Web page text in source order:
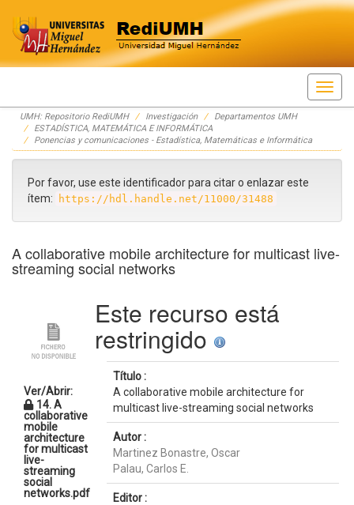
Skip
navigation
UMH: Repositorio RediUMH Investigación
Departamentos UMH
ESTADÍSTICA, MATEMÁTICA E INFORMÁTICA
Ponencias y comunicaciones - Estadística, Matemáticas e Informática
Por favor, use este identificador para citar o enlazar este
ítem:
https://hdl.handle.net/11000/31488
A collaborative mobile architecture for multicast live-
streaming social networks
Ver/Abrir:
14. A
collaborative
mobile
architecture
for multicast
live-
streaming
social
networks.pdf
Este recurso está
restringido
Título :
A collaborative mobile architecture for
multicast live-streaming social networks
Autor :
Martinez Bonastre, Oscar
Palau, Carlos E.
Editor :